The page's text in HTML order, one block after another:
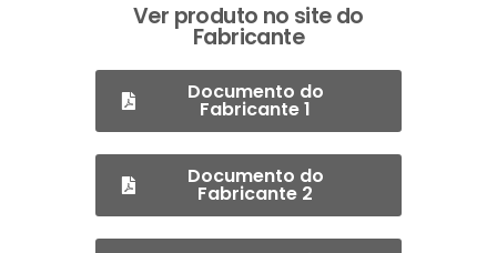
Ver produto no site do
Fabricante
Documento do
Fabricante 1
Documento do
Fabricante 2